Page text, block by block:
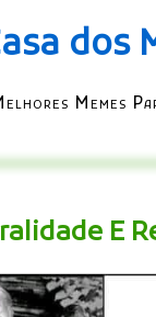
dos
Memes
E